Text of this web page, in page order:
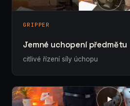
GRIPPER
Jemné uchopení předmětu
citlivé řízení síly úchopu